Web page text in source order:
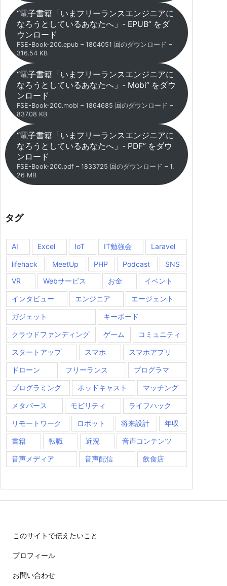
“電子書籍「いまフリーランスエンジニアに
なろうとしているあなたへ」- EPUB” をダ
ウンロード
FSE-Book-200.epub – 1804051 回のダウンロード –
316.54 KB
“電子書籍「いまフリーランスエンジニアに
なろうとしているあなたへ」- Mobi” をダウ
ンロード
FSE-Book-200.mobi – 1864685 回のダウンロード –
837.08 KB
“電子書籍「いまフリーランスエンジニアに
なろうとしているあなたへ」- PDF” をダウ
ンロード
FSE-Book-200.pdf – 1833725 回のダウンロード – 1.
26 MB
タグ
AI Excel IoT IT勉強会 Laravel
lifehack MeetUp PHP Podcast
SNS
VR
Webサービス お金 イベント
インタビュー エンジニア エージェント
ガジェット キーボード
クラウドファンディング ゲーム コミュニティ
スタートアップ スマホ スマホアプリ
ドローン フリーランス プログラマ
プログラミング ポッドキャスト マッチング
メタバース モビリティ ライフハック
リモートワーク ロボット 将来設計 年収
書籍 転職 近況 音声コンテンツ
音声メディア 音声配信 飲食店
このサイトで伝えたいこと
プロフィール
お問い合わせ